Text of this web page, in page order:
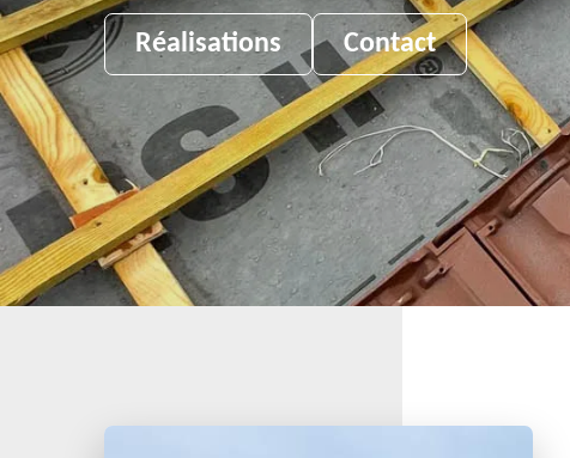
Réalisations Contact